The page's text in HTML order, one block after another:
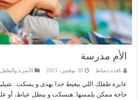
الأم مدرسة
نافذه دمياط 30 نوفمبر، 2021 الأسرة والطفل
عايزة طفلك اللي بيعيط جدا يهدى و يسكت..
حاجة ممكن يلمسها..هيسكت و يبطل عياط، أو